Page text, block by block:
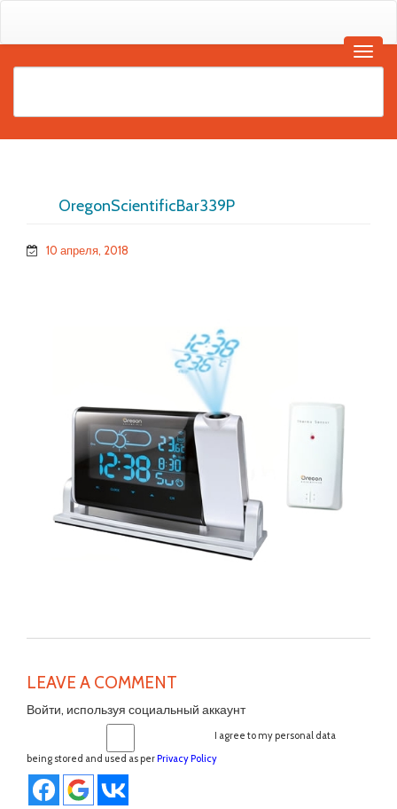
OregonScientificBar339P
10 апреля, 2018
LEAVE A COMMENT
Войти, используя социальный аккаунт
I agree to my personal data
being stored and used as perPrivacy Policy